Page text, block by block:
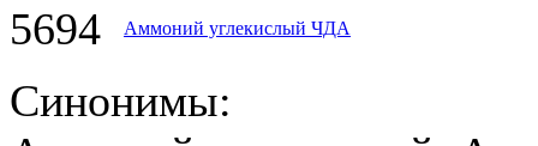
5694
Аммоний углекислый ЧДА
Синонимы: